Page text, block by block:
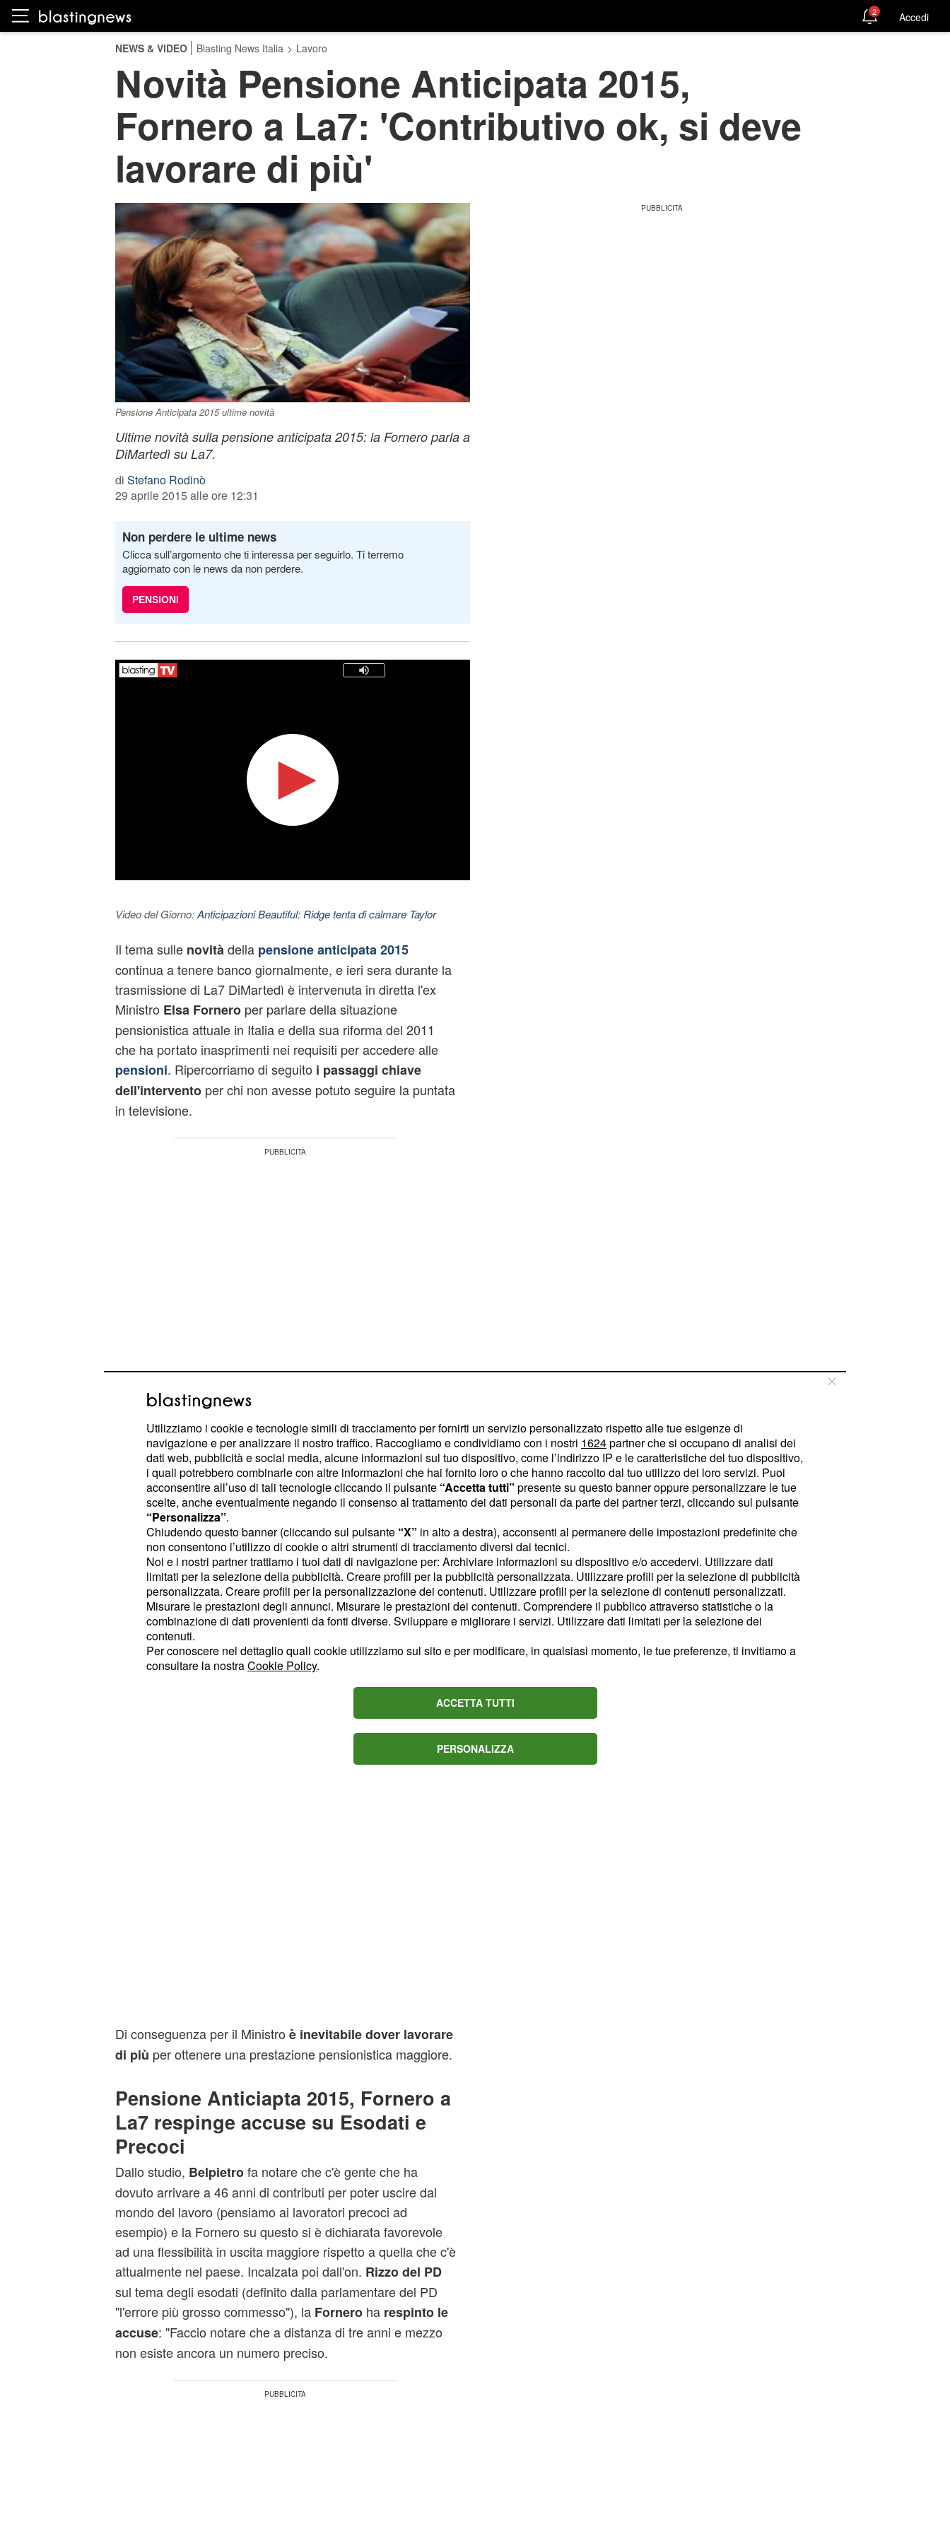
2 Accedi
NEWS & VIDEO Blasting News Italia > Lavoro
Novità Pensione Anticipata 2015,
Fornero a La7: 'Contributivo ok, si deve
lavorare di più'
Pensione Anticipata 2015 ultime novità
Ultime novità sulla pensione anticipata 2015: la Fornero parla a
DiMartedì su La7.
di Stefano Rodinò
29 aprile 2015 alle ore 12:31
Non perdere le ultime news
Clicca sull’argomento che ti interessa per seguirlo. Ti terremo
aggiornato con le news da non perdere.
PENSIONI
Video del Giorno:Anticipazioni Beautiful: Ridge tenta di calmare Taylor
Il tema sulle novità della pensione anticipata 2015
continua a tenere banco giornalmente, e ieri sera durante la
trasmissione di La7 DiMartedì è intervenuta in diretta l'ex
Ministro Elsa Forneroper parlare della situazione
pensionistica attuale in Italia e della sua riforma del 2011
che ha portato inasprimenti nei requisiti per accedere alle
pensioni. Ripercorriamo di seguito i passaggi chiave
dell'interventoper chi non avesse potuto seguire la puntata
in televisione.
Pensione Anticipata 2015, ultime
novità, parla la Fornero: 'No ad una
riforma pensioni, si ad
aggiustamenti'
Ieri sera a mezzanotte esatta su La7 è arrivato l'atteso
collegamento con laForneroper parlare dipensioni. Dopo
un filmato che mostra la rabbia dei lavoratori che a causa
della riforma del2011sono bloccati nel mondo del lavoro,
ha preso la parola l'ex ministro, rimanendo ancora una volta
salda sui suoi principi e escludendo la possibilità di trovare
coperture per una nuovariforma: " Si possono fare
aggiustamenti, ma non c'è la volontà né lo spazio per una
controriforma. Le riforme non nascono perfette, possono
essere sempre migliorate". Inoltre secondo la
decisivoe i cittadini
devono comprenderlo: "La pensione oggi si forma sulla base
dei contributi versati e non sulla base degli interventi
Di conseguenza per il Ministro è inevitabile dover lavorare
di più per ottenere una prestazione pensionistica maggiore.
Pensione Anticiapta 2015, Fornero a
La7 respinge accuse su Esodati e
Precoci
Dallo studio, Belpietrofa notare che c'è gente che ha
dovuto arrivare a 46 anni di contributi per poter uscire dal
mondo del lavoro (pensiamo ai lavoratori precoci ad
esempio) e la Fornero su questo si è dichiarata favorevole
ad una flessibilità in uscita maggiore rispetto a quella che c'è
attualmente nel paese. Incalzata poi dall'on. Rizzo del PD
sul tema degli esodati (definito dalla parlamentare del PD
"l'errore più grosso commesso"), la Forneroha respinto le
accuse: "Faccio notare che a distanza di tre anni e mezzo
non esiste ancora un numero preciso.
Utilizziamo i cookie e tecnologie simili di tracciamento per fornirti un servizio personalizzato rispetto alle tue esigenze di
navigazione e per analizzare il nostro traffico. Raccogliamo e condividiamo con i nostri 1624partner che si occupano di analisi dei
dati web, pubblicità e social media, alcune informazioni sul tuo dispositivo, come l’indirizzo IP e le caratteristiche del tuo dispositivo,
i quali potrebbero combinarle con altre informazioni che hai fornito loro o che hanno raccolto dal tuo utilizzo dei loro servizi. Puoi
acconsentire all’uso di tali tecnologie cliccando il pulsante “Accetta tutti” presente su questo banner oppure personalizzare le tue
scelte, anche eventualmente negando il consenso al trattamento dei dati personali da parte dei partner terzi, cliccando sul pulsante
“Personalizza”.
Chiudendo questo banner (cliccando sul pulsante “X” in alto a destra), acconsenti al permanere delle impostazioni predefinite che
non consentono l’utilizzo di cookie o altri strumenti di tracciamento diversi dai tecnici.
Noi e i nostri partner trattiamo i tuoi dati di navigazione per: Archiviare informazioni su dispositivo e/o accedervi. Utilizzare dati
limitati per la selezione della pubblicità. Creare profili per la pubblicità personalizzata. Utilizzare profili per la selezione di pubblicità
personalizzata. Creare profili per la personalizzazione dei contenuti. Utilizzare profili per la selezione di contenuti personalizzati.
Misurare le prestazioni degli annunci. Misurare le prestazioni dei contenuti. Comprendere il pubblico attraverso statistiche o la
combinazione di dati provenienti da fonti diverse. Sviluppare e migliorare i servizi. Utilizzare dati limitati per la selezione dei
contenuti.
Per conoscere nel dettaglio quali cookie utilizziamo sul sito e per modificare, in qualsiasi momento, le tue preferenze, ti invitiamo a
consultare la nostraCookie Policy.
ACCETTA TUTTI
PERSONALIZZA